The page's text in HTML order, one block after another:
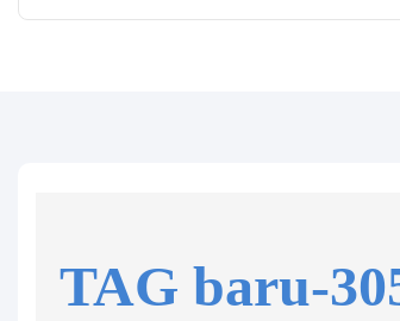
TAG baru-